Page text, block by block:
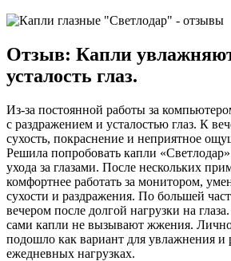
Отзыв: Капли
усталость глаз.
Из-за постоянной работы за
с раздражением и усталостью глаз. К
сухость, покраснение и неприятное
Решила попробовать капли
ухода за глазами. После нескольких
комфортнее работать за монитором,
сухости и раздражения. По большей
вечером после долгой нагрузки на
сами капли не вызывают жжения.
подошло как вариант для увлажнения и
ежедневных нагрузках.